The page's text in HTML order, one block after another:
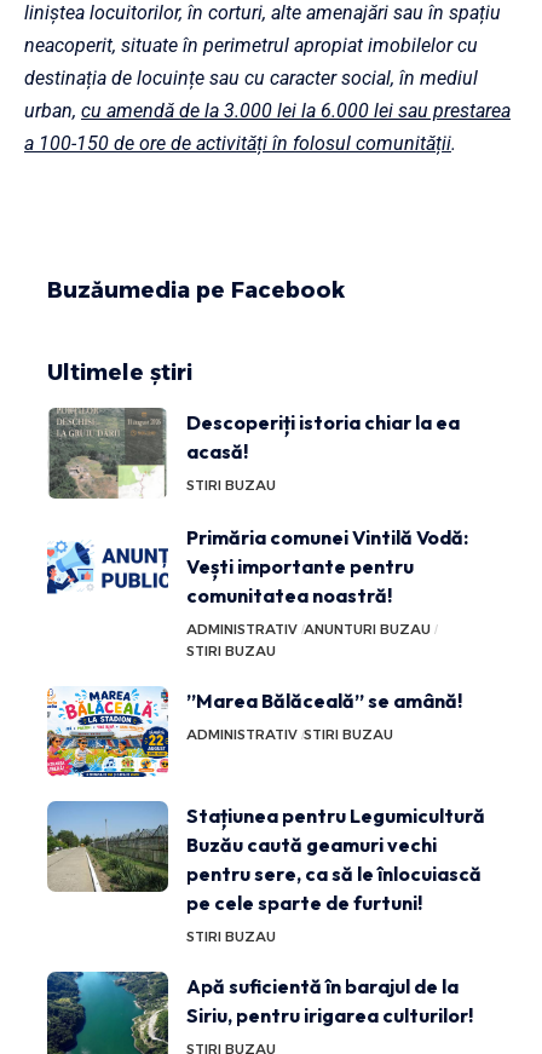
liniștea locuitorilor, în corturi, alte amenajări sau în spațiu
neacoperit, situate în perimetrul apropiat imobilelor cu
destinația de locuințe sau cu caracter social, în mediul
urban, cu amendă de la 3.000 lei la 6.000 lei sau prestarea
a 100-150 de ore de activități în folosul comunității.
Buzăumedia pe Facebook
Ultimele știri
Descoperiți istoria chiar la ea
acasă!
STIRI BUZAU
Primăria comunei Vintilă Vodă:
Vești importante pentru
comunitatea noastră!
ADMINISTRATIV ANUNTURI BUZAU
STIRI BUZAU
”Marea Bălăceală” se amână!
ADMINISTRATIV STIRI BUZAU
Stațiunea pentru Legumicultură
Buzău caută geamuri vechi
pentru sere, ca să le înlocuiască
pe cele sparte de furtuni!
STIRI BUZAU
Apă suficientă în barajul de la
Siriu, pentru irigarea culturilor!
STIRI BUZAU